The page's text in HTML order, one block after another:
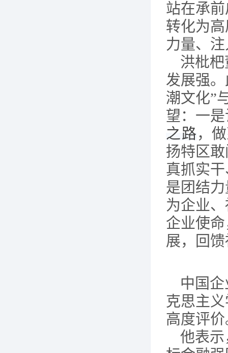
站在承
转化为
力量、
洪枇
发展强
潮文化”
望：一
之路 ，
扬特区
真抓实
是团结
为企业
企业使
展，回
中国
克思主
高度评
他表